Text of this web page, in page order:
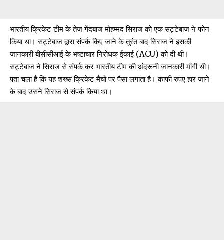
भारतीय क्रिकेट टीम के तेज गेंदबाज मोहम्मद सिराज को एक सट्टेबाज ने फोन
किया था। सट्टेबाज द्वारा संपर्क किए जाने के तुरंत बाद सिराज ने इसकी
जानकारी बीसीसीआई के भष्टाचार निरोधक ईकाई (ACU) को दी थी।
सट्टेबाज ने सिराज से संपर्क कर भारतीय टीम की अंदरूनी जानकारी माँगी थी।
पता चला है कि यह शख्स क्रिकेट मैचों पर पैसा लगाता है। काफी रुपए हार जाने
के बाद उसने सिराज से संपर्क किया था।